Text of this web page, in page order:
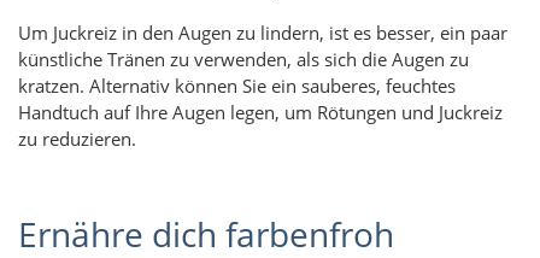
Um Juckreiz in den Augen zu lindern, ist es besser, ein paar
künstliche Tränen zu verwenden, als sich die Augen zu
kratzen. Alternativ können Sie ein sauberes, feuchtes
Handtuch auf Ihre Augen legen, um Rötungen und Juckreiz
zu reduzieren.
Ernähre dich farbenfroh